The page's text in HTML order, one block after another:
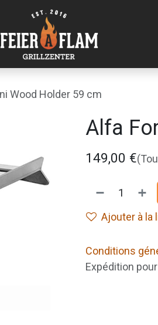
Wood Holder 59 cm
Alfa
149,00 €
Ajouter à la
Conditions
Expédition